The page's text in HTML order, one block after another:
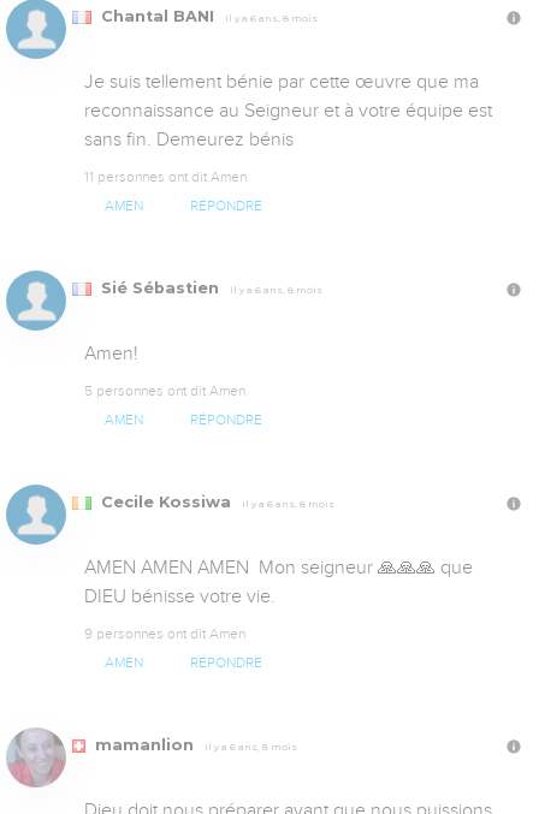
Chantal BANI Il y a 6 ans, 8 mois
Je suis tellement bénie par cette œuvre que ma
reconnaissance au Seigneur et à votre équipe est
sans fin. Demeurez bénis
11 personnes ont dit Amen
AMEN RÉPONDRE
Sié Sébastien Il y a 6 ans, 8 mois
Amen!
5 personnes ont dit Amen
AMEN RÉPONDRE
Cecile Kossiwa Il y a 6 ans, 8 mois
AMEN AMEN AMEN  Mon seigneur 🙏🙏🙏 que
DIEU bénisse votre vie.
9 personnes ont dit Amen
AMEN RÉPONDRE
mamanlion Il y a 6 ans, 8 mois